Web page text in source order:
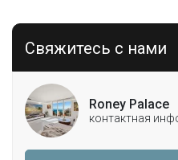
Свяжитесь с нами
Roney Palace
контактная